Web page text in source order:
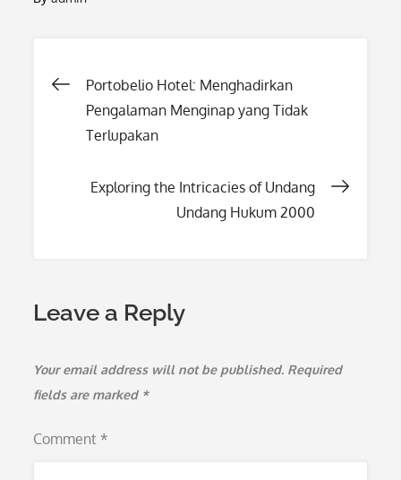
Post
navigation
Portobelio Hotel: Menghadirkan
Pengalaman Menginap yang Tidak
Terlupakan
Exploring the Intricacies of Undang
Undang Hukum 2000
Leave a Reply
Your email address will not be published. Required
fields are marked *
Comment *